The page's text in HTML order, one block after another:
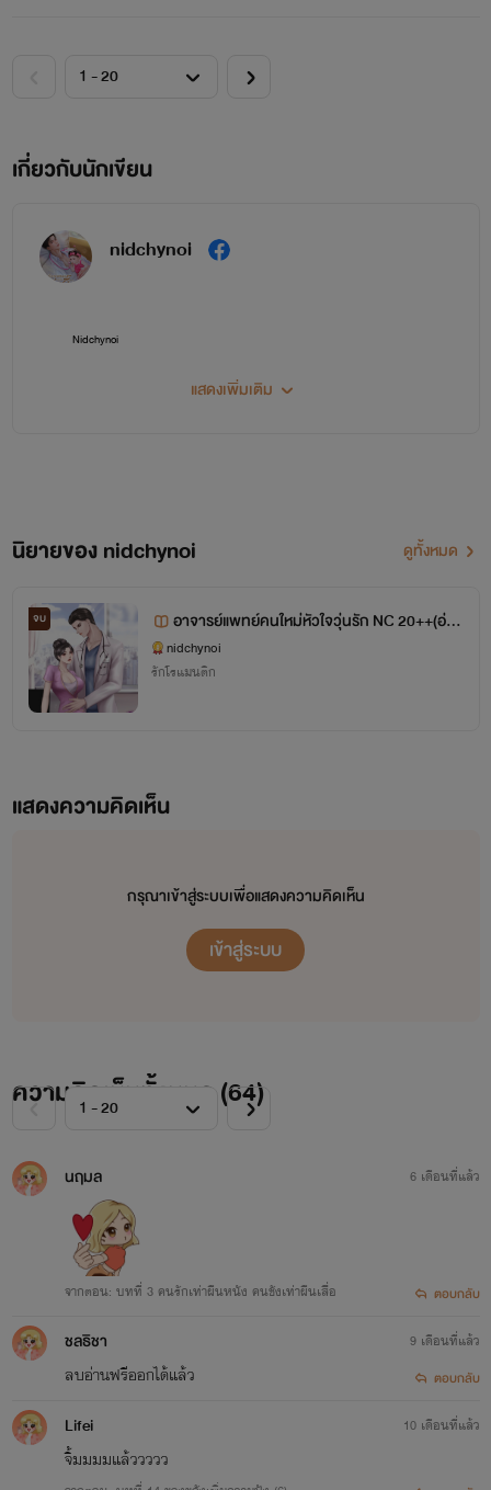
เกี่ยวกับนักเขียน
nidchynoi
Nidchynoi
แสดงเพิ่มเติม
นิยายของ nidchynoi ดูทั้งหมด
จบ
อาจารย์แพทย์คนใหม่หัวใจวุ่นรัก NC 20++(อ่าน
ฟรีจนจบ)
nidchynoi
รักโรแมนติก
แสดงความคิดเห็น
กรุณาเข้าสู่ระบบเพื่อแสดงความคิดเห็น
เข้าสู่ระบบ
ความคิดเห็นทั้งหมด (64)
นฤมล
จากตอน: บทที่ 3 คนรักเท่าผืนหนัง คนชังเท่าผืนเสืื่่อ
6 เดือนที่แล้ว
ตอบกลับ
ชลธิชา
ลบอ่านฟรีออกได้แล้ว
9 เดือนที่แล้ว
ตอบกลับ
Lifei
จิ้มมมมแล้ววววว
10 เดือนที่แล้ว